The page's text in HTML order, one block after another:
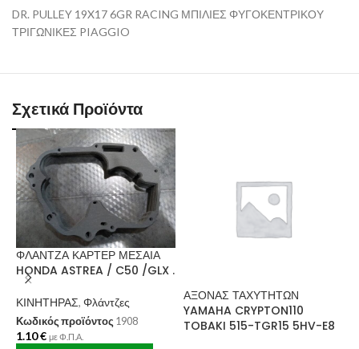
DR. PULLEY 19X17 6GR RACING ΜΠΙΛΙΕΣ ΦΥΓΟΚΕΝΤΡΙΚΟΥ
ΤΡΙΓΩΝΙΚΕΣ PIAGGIO
Σχετικά Προϊόντα
ΦΛΑΝΤΖΑ ΚΑΡΤΕΡ ΜΕΣΑΙΑ
HONDA ASTREA / C50 /GLX .
ΚΙΝΗΤΗΡΑΣ, Φλάντζες
Κωδικός προϊόντος 1908
1.10€ με Φ.Π.Α.
ΑΞΟΝΑΣ ΤΑΧΥΤΗΤΩΝ
YAMAHA CRYPTON110
TOBAKI 515-TGR15 5HV-E8